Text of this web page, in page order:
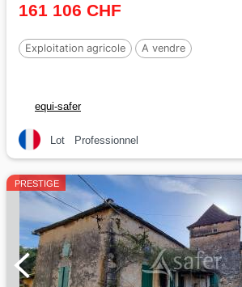
161 106 CHF
Exploitation agricole A vendre
equi-safer
Lot Professionnel
PRESTIGE